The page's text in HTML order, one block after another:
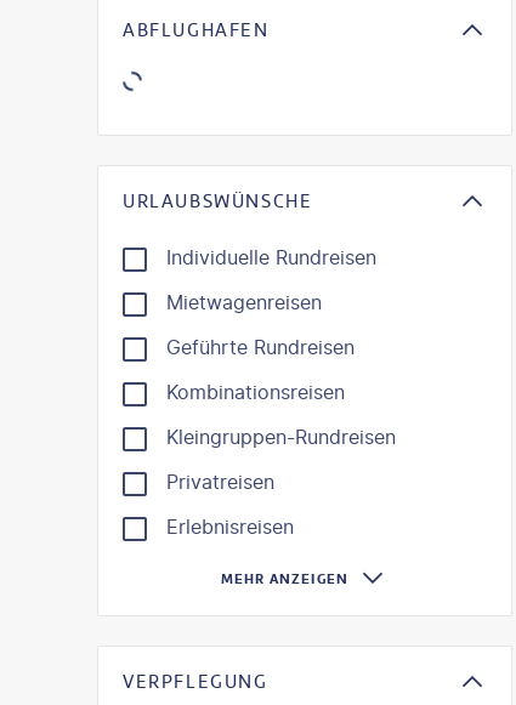
ABFLUGHAFEN
URLAUBSWÜNSCHE
Individuelle Rundreisen
Mietwagenreisen
Geführte Rundreisen
Kombinationsreisen
Kleingruppen-Rundreisen
Privatreisen
Erlebnisreisen
MEHR ANZEIGEN
VERPFLEGUNG